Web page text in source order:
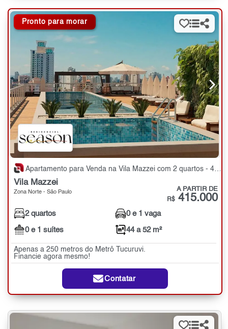
Pronto para morar
Apartamento para Venda na Vila Mazzei com 2 quartos - 44 a 52 m²
Vila Mazzei
Zona Norte - São Paulo A PARTIR DE
R$ 415.000
2 quartos
0 e 1 suítes
0 e 1 vaga
44 a 52 m²
Apenas a 250 metros do Metrô Tucuruvi.
Financie agora mesmo!
Contatar